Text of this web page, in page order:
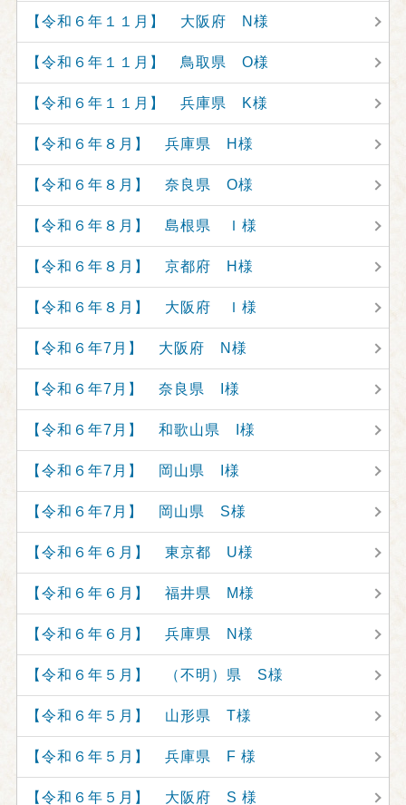
【令和６年１１月】 大阪府 N様
【令和６年１１月】 鳥取県 O様
【令和６年１１月】 兵庫県 K様
【令和６年８月】 兵庫県 H様
【令和６年８月】 奈良県 O様
【令和６年８月】 島根県 Ｉ様
【令和６年８月】 京都府 H様
【令和６年８月】 大阪府 Ｉ様
【令和６年7月】 大阪府 N様
【令和６年7月】 奈良県 I様
【令和６年7月】 和歌山県 I様
【令和６年7月】 岡山県 I様
【令和６年7月】 岡山県 S様
【令和６年６月】 東京都 U様
【令和６年６月】 福井県 M様
【令和６年６月】 兵庫県 N様
【令和６年５月】 （不明）県 S様
【令和６年５月】 山形県 T様
【令和６年５月】 兵庫県 F 様
【令和６年５月】 大阪府 S 様